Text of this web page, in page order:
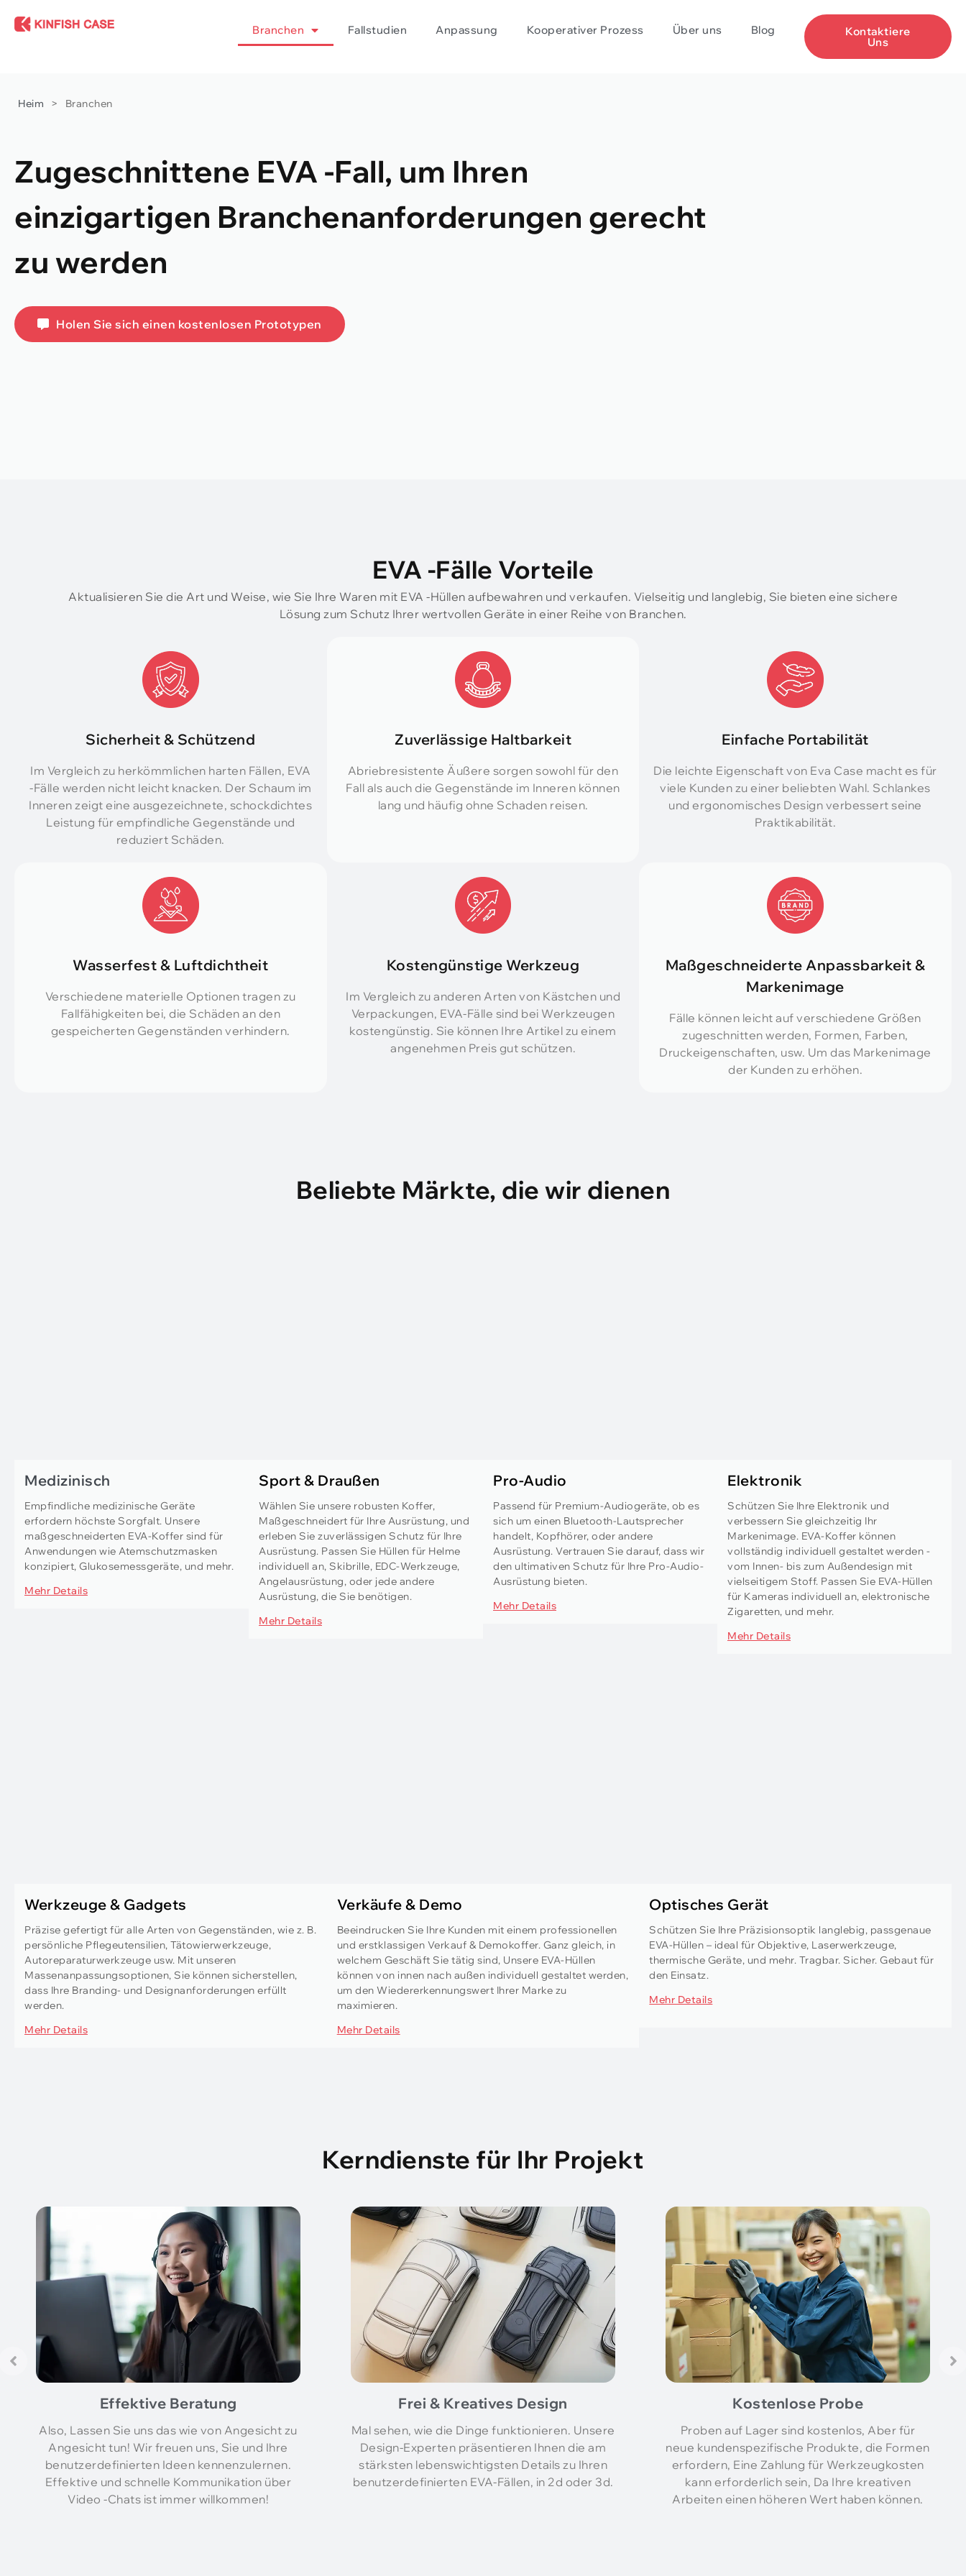
Branchen Fallstudien Anpassung Kooperativer Prozess Über uns Blog Kontaktiere
Uns
Heim > Branchen
Zugeschnittene EVA -Fall, um Ihren
einzigartigen Branchenanforderungen gerecht
zu werden
Holen Sie sich einen kostenlosen Prototypen
EVA -Fälle Vorteile
Aktualisieren Sie die Art und Weise, wie Sie Ihre Waren mit EVA -Hüllen aufbewahren und verkaufen. Vielseitig und langlebig, Sie bieten eine sichere
Lösung zum Schutz Ihrer wertvollen Geräte in einer Reihe von Branchen.
Sicherheit & Schützend
Im Vergleich zu herkömmlichen harten Fällen, EVA
-Fälle werden nicht leicht knacken. Der Schaum im
Inneren zeigt eine ausgezeichnete, schockdichtes
Leistung für empfindliche Gegenstände und
reduziert Schäden.
Zuverlässige Haltbarkeit
Abriebresistente Äußere sorgen sowohl für den
Fall als auch die Gegenstände im Inneren können
lang und häufig ohne Schaden reisen.
Einfache Portabilität
Die leichte Eigenschaft von Eva Case macht es für
viele Kunden zu einer beliebten Wahl. Schlankes
und ergonomisches Design verbessert seine
Praktikabilität.
Wasserfest & Luftdichtheit
Verschiedene materielle Optionen tragen zu
Fallfähigkeiten bei, die Schäden an den
gespeicherten Gegenständen verhindern.
Kostengünstige Werkzeug
Im Vergleich zu anderen Arten von Kästchen und
Verpackungen, EVA-Fälle sind bei Werkzeugen
kostengünstig. Sie können Ihre Artikel zu einem
angenehmen Preis gut schützen.
Maßgeschneiderte Anpassbarkeit &
Markenimage
Fälle können leicht auf verschiedene Größen
zugeschnitten werden, Formen, Farben,
Druckeigenschaften, usw. Um das Markenimage
der Kunden zu erhöhen.
Beliebte Märkte, die wir dienen
Medizinisch
Empfindliche medizinische Geräte
erfordern höchste Sorgfalt. Unsere
maßgeschneiderten EVA-Koffer sind für
Anwendungen wie Atemschutzmasken
konzipiert, Glukosemessgeräte, und mehr.
Mehr Details
Sport & Draußen
Wählen Sie unsere robusten Koffer,
Maßgeschneidert für Ihre Ausrüstung, und
erleben Sie zuverlässigen Schutz für Ihre
Ausrüstung. Passen Sie Hüllen für Helme
individuell an, Skibrille, EDC-Werkzeuge,
Angelausrüstung, oder jede andere
Ausrüstung, die Sie benötigen.
Mehr Details
Pro-Audio
Passend für Premium-Audiogeräte, ob es
sich um einen Bluetooth-Lautsprecher
handelt, Kopfhörer, oder andere
Ausrüstung. Vertrauen Sie darauf, dass wir
den ultimativen Schutz für Ihre Pro-Audio-
Ausrüstung bieten.
Mehr Details
Elektronik
Schützen Sie Ihre Elektronik und
verbessern Sie gleichzeitig Ihr
Markenimage. EVA-Koffer können
vollständig individuell gestaltet werden -
vom Innen- bis zum Außendesign mit
vielseitigem Stoff. Passen Sie EVA-Hüllen
für Kameras individuell an, elektronische
Zigaretten, und mehr.
Mehr Details
Werkzeuge & Gadgets
Präzise gefertigt für alle Arten von Gegenständen, wie z. B.
persönliche Pflegeutensilien, Tätowierwerkzeuge,
Autoreparaturwerkzeuge usw. Mit unseren
Massenanpassungsoptionen, Sie können sicherstellen,
dass Ihre Branding- und Designanforderungen erfüllt
werden.
Mehr Details
Verkäufe & Demo
Beeindrucken Sie Ihre Kunden mit einem professionellen
und erstklassigen Verkauf & Demokoffer. Ganz gleich, in
welchem ​​Geschäft Sie tätig sind, Unsere EVA-Hüllen
können von innen nach außen individuell gestaltet werden,
um den Wiedererkennungswert Ihrer Marke zu
maximieren.
Mehr Details
Optisches Gerät
Schützen Sie Ihre Präzisionsoptik langlebig, passgenaue
EVA-Hüllen – ideal für Objektive, Laserwerkzeuge,
thermische Geräte, und mehr. Tragbar. Sicher. Gebaut für
den Einsatz.
Mehr Details
Kerndienste für Ihr Projekt
Effektive Beratung
Also, Lassen Sie uns das wie von Angesicht zu
Angesicht tun! Wir freuen uns, Sie und Ihre
benutzerdefinierten Ideen kennenzulernen.
Effektive und schnelle Kommunikation über
Video -Chats ist immer willkommen!
Frei & Kreatives Design
Mal sehen, wie die Dinge funktionieren. Unsere
Design-Experten präsentieren Ihnen die am
stärksten lebenswichtigsten Details zu Ihren
benutzerdefinierten EVA-Fällen, in 2d oder 3d.
Kostenlose Probe
Proben auf Lager sind kostenlos, Aber für
neue kundenspezifische Produkte, die Formen
erfordern, Eine Zahlung für Werkzeugkosten
kann erforderlich sein, Da Ihre kreativen
Arbeiten einen höheren Wert haben können.